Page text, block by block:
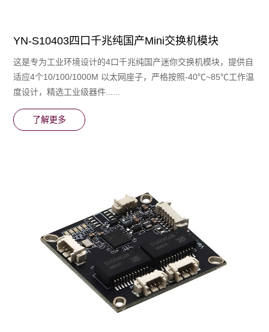
YN-S10403四口千兆纯国产Mini交换机模块
这是专为⼯业环境设计的4口千兆纯国产迷你交换机模块，提供⾃
适应4个10/100/1000M 以太网座子，严格按照-40℃~85℃⼯作温
度设计，精选⼯业级器件......
了解更多